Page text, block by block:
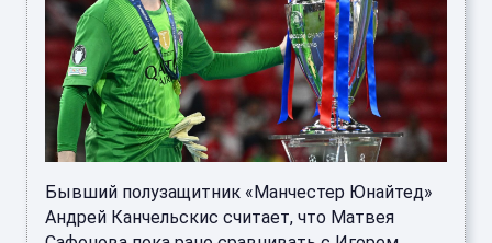
Бывший полузащитник «Манчестер Юнайтед»
Андрей Канчельскис считает, что Матвея